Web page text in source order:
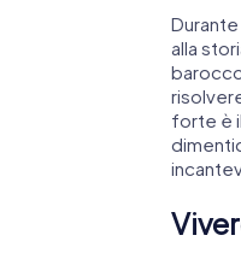
alla
forte è